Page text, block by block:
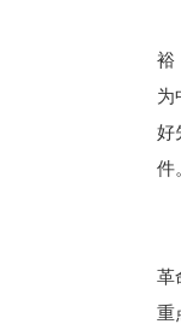
裕
为
好
件
革
重